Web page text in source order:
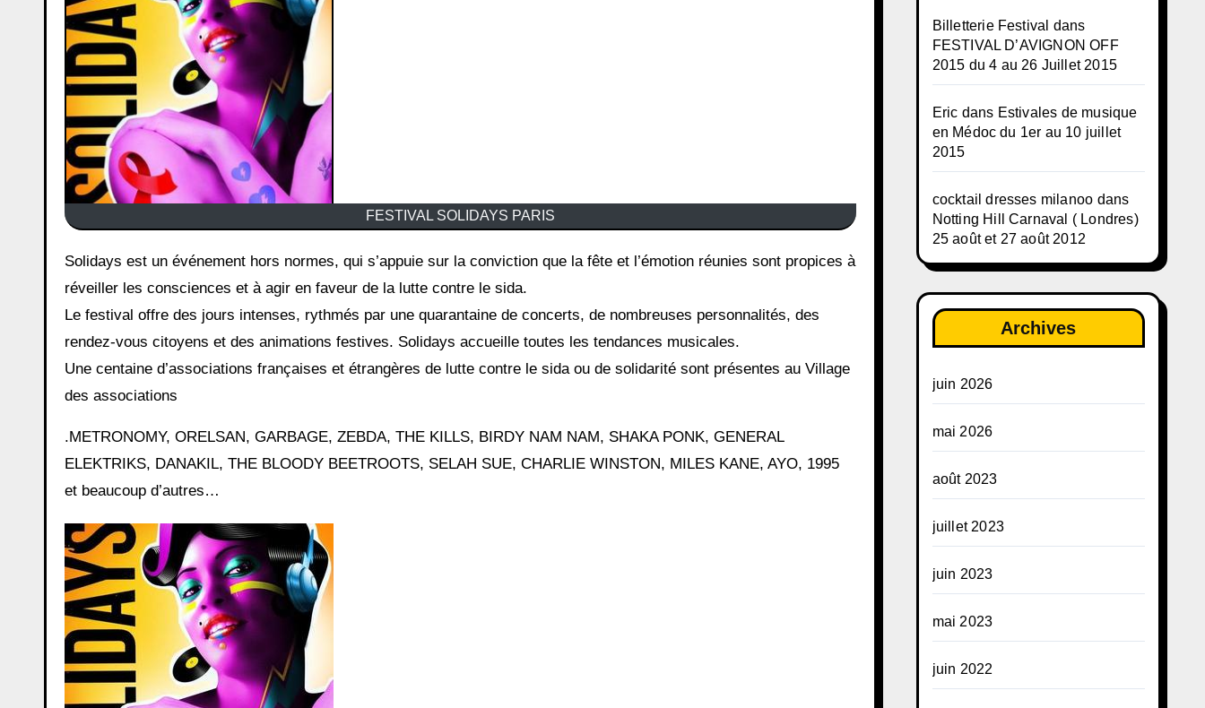
FESTIVAL SOLIDAYS PARIS
Solidays est un événement hors normes, qui s’appuie sur la conviction que la fête et l’émotion réunies sont propices à
réveiller les consciences et à agir en faveur de la lutte contre le sida.
Le festival offre des jours intenses, rythmés par une quarantaine de concerts, de nombreuses personnalités, des
rendez-vous citoyens et des animations festives. Solidays accueille toutes les tendances musicales.
Une centaine d’associations françaises et étrangères de lutte contre le sida ou de solidarité sont présentes au Village
des associations
.METRONOMY, ORELSAN, GARBAGE, ZEBDA, THE KILLS, BIRDY NAM NAM, SHAKA PONK, GENERAL
ELEKTRIKS, DANAKIL, THE BLOODY BEETROOTS, SELAH SUE, CHARLIE WINSTON, MILES KANE, AYO, 1995
et beaucoup d’autres…
Billetterie Festival dans
FESTIVAL D’AVIGNON OFF
2015 du 4 au 26 Juillet 2015
Eric dans Estivales de musique
en Médoc du 1er au 10 juillet
2015
cocktail dresses milanoo dans
Notting Hill Carnaval ( Londres)
25 août et 27 août 2012
Archives
juin 2026
mai 2026
août 2023
juillet 2023
juin 2023
mai 2023
juin 2022